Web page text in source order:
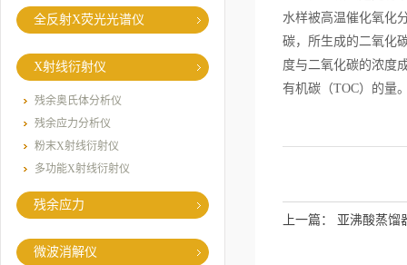
全反射X荧光光谱仪
X射线衍射仪
残余奥氏体分析仪
残余应力分析仪
粉末X射线衍射仪
多功能X射线衍射仪
残余应力
微波消解仪
水样被高温催化氧化
碳，所生成的二氧化
度与二氧化碳的浓度
有机碳（TOC）的量
上一篇： 亚沸酸蒸馏